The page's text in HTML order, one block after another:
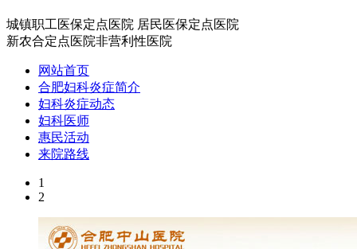
城镇职工医保定点医院 居民医保定点医院
新农合定点医院非营利性医院
网站首页
合肥妇科炎症简介
妇科炎症动态
妇科医师
惠民活动
来院路线
1
2